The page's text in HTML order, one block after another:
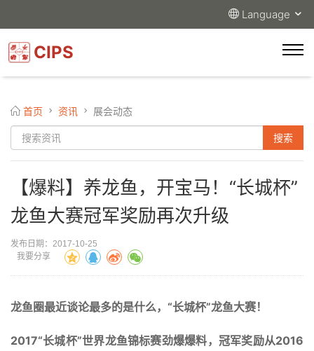
Language
CIPS
首页 资讯 展会动态
【爆料】养龙鱼，开宝马！“长城杯”
龙鱼大赛冠军奖励再次升级
发布日期：2017-10-25
我要分享
龙鱼圈最近谈论最多的是什么，“长城杯”龙鱼大赛！
2017“长城杯”世界龙鱼锦标赛劲爆爆料，冠军奖励从2016